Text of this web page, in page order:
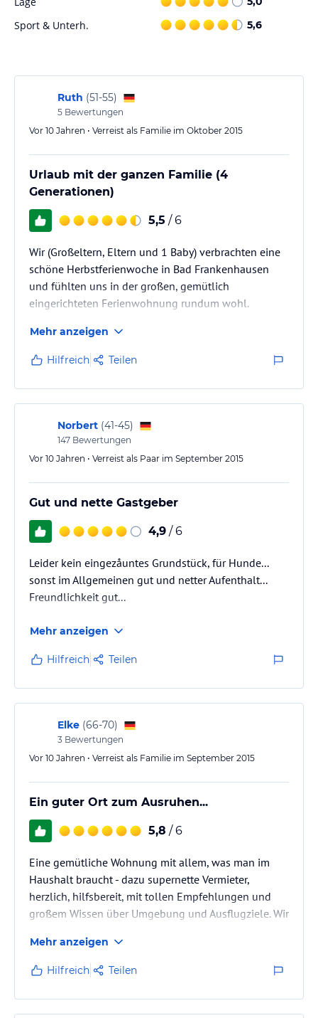
In der Ferienwohnung Mülli können Sie Tischtennis spielen und
erkunden können.
Hinweis: Verfasst von HolidayCheck mit Hilfe von KI. Alle
Sport & Unterh. 5,6
Ruth (51-55)
5 Bewertungen
Vor 10 Jahren • Verreist als Familie im Oktober 2015
Urlaub mit der ganzen Familie (4
Generationen)
5,5 / 6
Wir (Großeltern, Eltern und 1 Baby) verbrachten eine
schöne Herbstferienwoche in Bad Frankenhausen
und fühlten uns in der großen, gemütlich
eingerichteten Ferienwohnung rundum wohl.
schönen und gemütlichen kleineren Ferienwohnung
für die Urgroßeltern. Die Ferienwohnungen bieten
sehr gute Voraussetzungen für einen gelungenen 4-
Generationen-Aufenenthalt unter einem Dach! Die
Gastgeber waren sehr freundlich und hilfsbereit.
Mehr anzeigen
Hilfreich Teilen
Norbert (41-45)
147 Bewertungen
Vor 10 Jahren • Verreist als Paar im September 2015
Gut und nette Gastgeber
4,9 / 6
Leider kein eingezåuntes Grundstück, für Hunde...
sonst im Allgemeinen gut und netter Aufenthalt...
Freundlichkeit gut...
Mehr anzeigen
Hilfreich Teilen
Elke (66-70)
3 Bewertungen
Vor 10 Jahren • Verreist als Familie im September 2015
Ein guter Ort zum Ausruhen...
5,8 / 6
Eine gemütliche Wohnung mit allem, was man im
Haushalt braucht - dazu supernette Vermieter,
herzlich, hilfsbereit, mit tollen Empfehlungen und
großem Wissen über Umgebung und Ausflugziele. Wir
Aufenthalt, den wir in dieser Unterkunft haben
durften.
Mehr anzeigen
Hilfreich Teilen